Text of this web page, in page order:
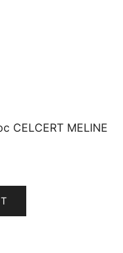
CELCERT MELINE